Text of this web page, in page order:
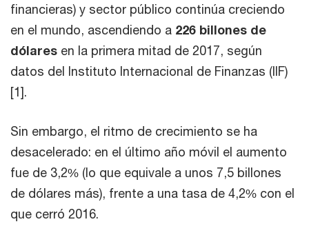
financieras) y sector público continúa creciendo
en el mundo, ascendiendo a 226 billones de
dólares en la primera mitad de 2017, según
datos del Instituto Internacional de Finanzas (IIF)
[1].
Sin embargo, el ritmo de crecimiento se ha
desacelerado: en el último año móvil el aumento
fue de 3,2% (lo que equivale a unos 7,5 billones
de dólares más), frente a una tasa de 4,2% con el
que cerró 2016.